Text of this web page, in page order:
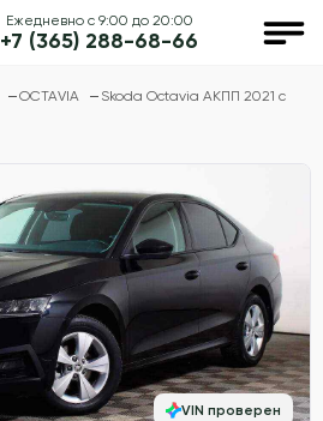
Ежедневно с 9:00 до 20:00
+7 (365) 288-68-66
OCTAVIA
Skoda Octavia АКПП 2021 с
VIN проверен